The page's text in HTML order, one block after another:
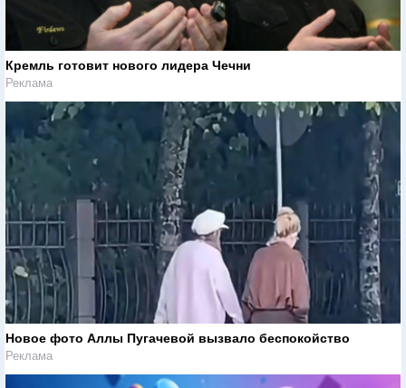
Кремль готовит нового лидера Чечни
Реклама
Новое фото Аллы Пугачевой вызвало беспокойство
Реклама